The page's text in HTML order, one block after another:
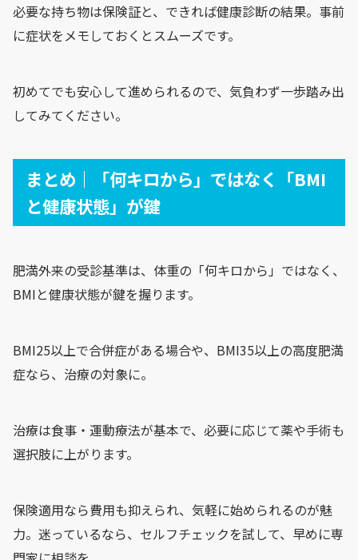
必要な持ち物は保険証と、できれば健康診断の結果。事前
に症状をメモしておくとスムーズです。
初めてでも安心して進められるので、気負わず一歩踏み出
してみてください。
まとめ｜「何キロから」ではなく「BMI
と健康状態」が鍵
肥満外来の受診基準は、体重の「何キロから」ではなく、
BMIと健康状態が鍵を握ります。
BMI25以上で合併症がある場合や、BMI35以上の高度肥満
症なら、治療の対象に。
治療は食事・運動療法が基本で、必要に応じて薬や手術も
選択肢に上がります。
保険適用なら費用も抑えられ、気軽に始められるのが魅
力。迷っているなら、セルフチェックを試して、早めに専